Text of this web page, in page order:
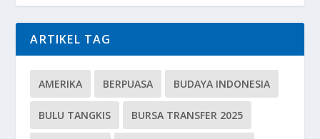
ARTIKEL TAG
AMERIKA BERPUASA BUDAYA INDONESIA
BULU TANGKIS BURSA TRANSFER 2025